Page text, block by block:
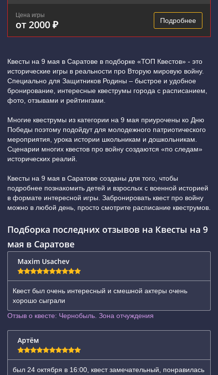
Цена игры
от 2000 ₽ Подробнее
Квесты на 9 мая в Саратове в подборке «ТОП Квестов» - это
исторические игры в реальности про Вторую мировую войну.
Специально для Защитников Родины – быстрое и удобное
бронирование, интересные квеструмы города с расписанием,
фото, отзывами и рейтингами.
Многие квеструмы из категории на 9 мая приурочены ко Дню
Победы поэтому подойдут для молодежного патриотического
мероприятия, урока истории школьникам и дошкольникам.
Сценарии многих квестов про войну создаются «по следам»
исторических реалий.
Квесты на 9 мая в Саратове созданы для того, чтобы
подробнее познакомить детей и взрослых с военной историей
в формате интересной игры. Забронировать квест про войну
можно в любой день, просто смотрите расписание квеструмов.
Подборка последних отзывов на Квесты на 9
мая в Саратове
Maxim Usachev
Квест был очень интересный и смешной актеры очень
хорошо сыграли
Отзыв о квесте: Чернобыль. Зона отчуждения
Артём
был 24 октября в 16:00, квест замечательный, понравилась